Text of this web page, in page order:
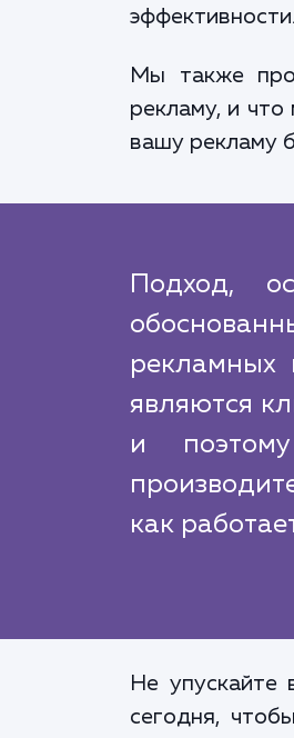
эффективности.
Мы также
рекламу, и
вашу рекламу
Подход,
рекламных
являются
и
как
Не упускайте
сегодня,